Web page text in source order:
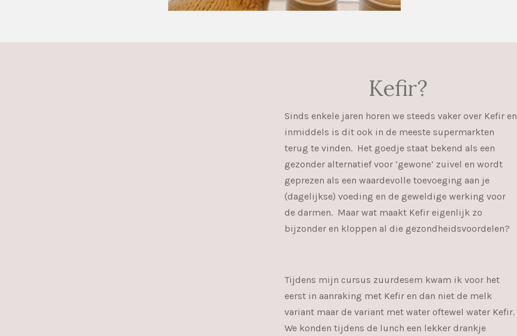
Kefir?
Sinds enkele jaren horen we steeds vaker over Kefir en
inmiddels is dit ook in de meeste supermarkten
terug te vinden. Het goedje staat bekend als een
gezonder alternatief voor ‘gewone’ zuivel en wordt
geprezen als een waardevolle toevoeging aan je
(dagelijkse) voeding en de geweldige werking voor
de darmen. Maar wat maakt Kefir eigenlijk zo
bijzonder en kloppen al die gezondheidsvoordelen?
Tijdens mijn cursus zuurdesem kwam ik voor het
eerst in aanraking met Kefir en dan niet de melk
variant maar de variant met water oftewel water Kefir.
We konden tijdens de lunch een lekker drankje